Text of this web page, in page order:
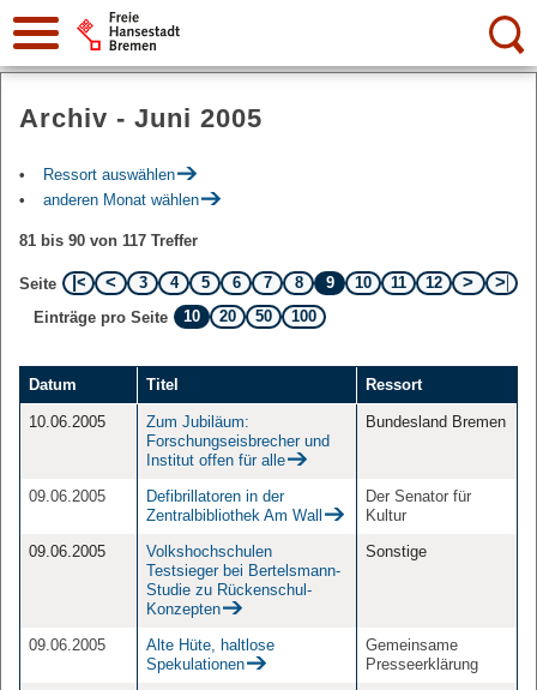
Suche:
Archiv - Juni 2005
Ressort auswählen
anderen Monat wählen
81 bis 90 von 117 Treffer
Seite 3 4 5 6 7 8 9 10 11
12
Einträge pro Seite
10 20 50 100
Datum Titel Ressort
10.06.2005
Zum Jubiläum:
Forschungseisbrecher und
Institut offen für alle
Bundesland Bremen
09.06.2005
Defibrillatoren in der
Zentralbibliothek Am Wall
Der Senator für
Kultur
09.06.2005
Volkshochschulen
Testsieger bei Bertelsmann-
Studie zu Rückenschul-
Konzepten
Sonstige
09.06.2005
Alte Hüte, haltlose
Spekulationen
Gemeinsame
Presseerklärung